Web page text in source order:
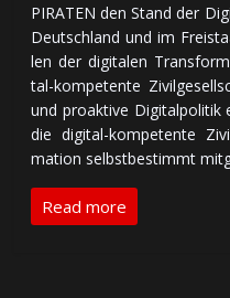
PIRATEN den Stand der
Deutsch­land und im
len der di­gi­ta­len
tal-kom­pe­ten­te
und pro­ak­ti­ve Di­gi­tal­po­li­tik
die di­gi­tal-kom­pe­ten­te
ma­tion selbst­be­stimmt
Read more